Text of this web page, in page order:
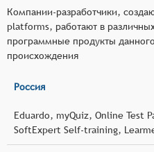
Компании-разработчики,
platforms, работают в
программные продукты
происхождения
Россия
Eduardo, myQuiz, Online Test
SoftExpert Self-training,